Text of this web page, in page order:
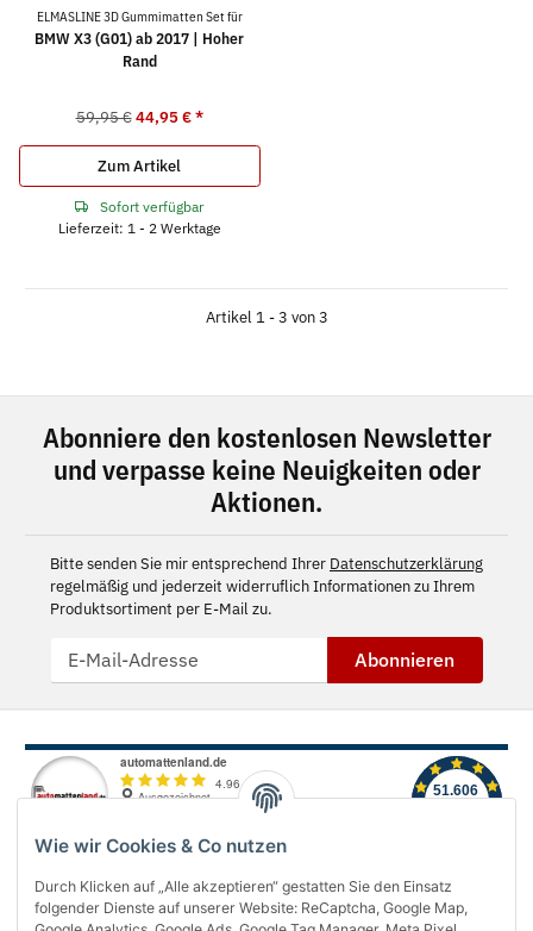
Wie wir Cookies & Co nutzen
Durch Klicken auf „Alle akzeptieren“ gestatten Sie den Einsatz
folgender Dienste auf unserer Website: ReCaptcha, Google Map,
ELMASLINE 3D Gummimatten Set für
BMW X3 (G01) ab 2017 | Hoher
Rand
59,95 € 44,95 €*
Zum Artikel
Sofort verfügbar
Lieferzeit: 1 - 2 Werktage
Artikel 1 - 3 von 3
Abonniere den kostenlosen Newsletter
und verpasse keine Neuigkeiten oder
Aktionen.
Bitte senden Sie mir entsprechend Ihrer Datenschutzerklärung
regelmäßig und jederzeit widerruflich Informationen zu Ihrem
Produktsortiment per E-Mail zu.
Abonnieren